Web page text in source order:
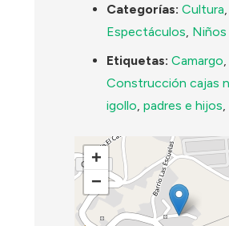
Categorías: Cultura,
Espectáculos, Niños
Etiquetas: Camargo,
Construcción cajas
igollo,padres e hijos,
+
−